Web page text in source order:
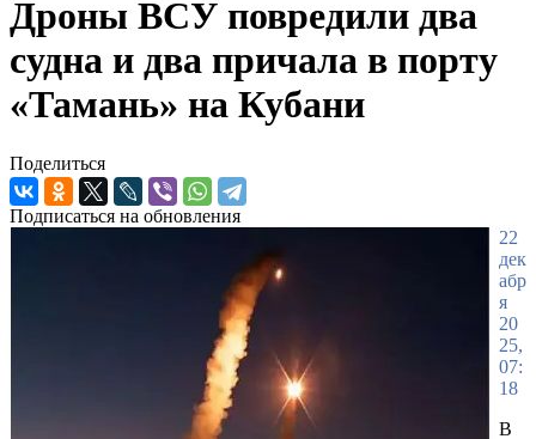
Дроны ВСУ повредили два
судна и два причала в порту
«Тамань» на Кубани
Поделиться
Подписаться на обновления
22
дек
абр
я
20
25,
07:
18
В